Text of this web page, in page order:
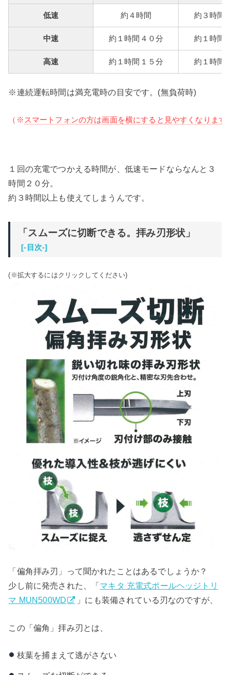
低速 約４時間 約３時間
中速 約１時間４０分 約１時間
高速 約１時間１５分 約１時間
※連続運転時間は満充電時の目安です。(無負荷時)
（※ スマートフォンの方は画面を横にすると見やすくなります
１回の充電でつかえる時間が、低速モードならなんと３
時間２０分。
約３時間以上も使えてしまうんです。
「スムーズに切断できる。拝み刃形状」
[-目次-]
(※拡大するにはクリックしてください)
「偏角拝み刃」って聞かれたことはあるでしょうか？
少し前に発売された、「マキタ 充電式ポールヘッジトリ
マ MUN500WD
」にも装備されている刃なのですが、
この「偏角」拝み刃とは、
枝葉を捕まえて逃がさない